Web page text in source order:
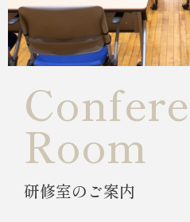
Room
研修室のご案内